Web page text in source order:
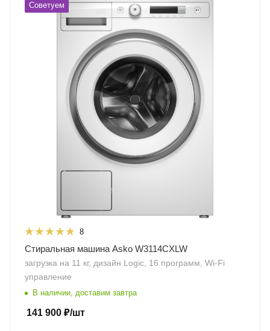
Советуем
8
Стиральная машина Asko W3114CXLW
загрузка на 11 кг, дизайн Logic, 16 программ, Wi-Fi
управление
В наличии, доставим завтра
141 900 ₽/шт